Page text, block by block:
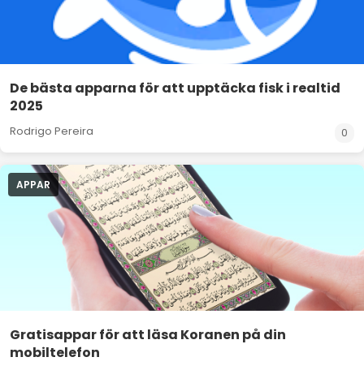
De bästa apparna för att upptäcka fisk i realtid
2025
Rodrigo Pereira 0
APPAR
Gratisappar för att läsa Koranen på din
mobiltelefon